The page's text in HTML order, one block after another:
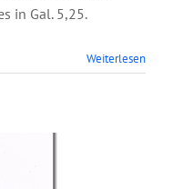
in Gal. 5,25.
Weiterlesen